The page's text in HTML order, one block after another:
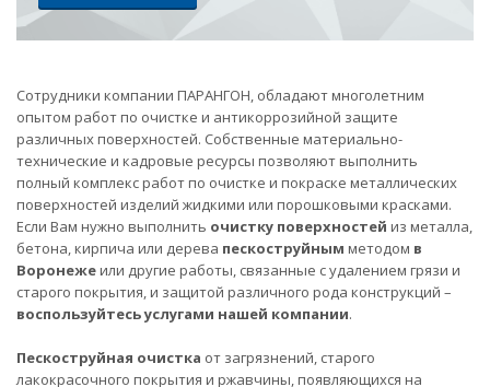
Сотрудники компании ПАРАНГОН, обладают многолетним
опытом работ по очистке и антикоррозийной защите
различных поверхностей. Собственные материально-
технические и кадровые ресурсы позволяют выполнить
полный комплекс работ по очистке и покраске металлических
поверхностей изделий жидкими или порошковыми красками.
Если Вам нужно выполнить очистку поверхностей из металла,
бетона, кирпича или дерева пескоструйным методом в
Воронежеили другие работы, связанные с удалением грязи и
старого покрытия, и защитой различного рода конструкций –
воспользуйтесь услугами нашей компании.
Пескоструйная очистка от загрязнений, старого
лакокрасочного покрытия и ржавчины, появляющихся на